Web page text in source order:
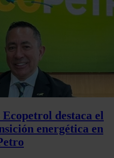
destaca el
energética en